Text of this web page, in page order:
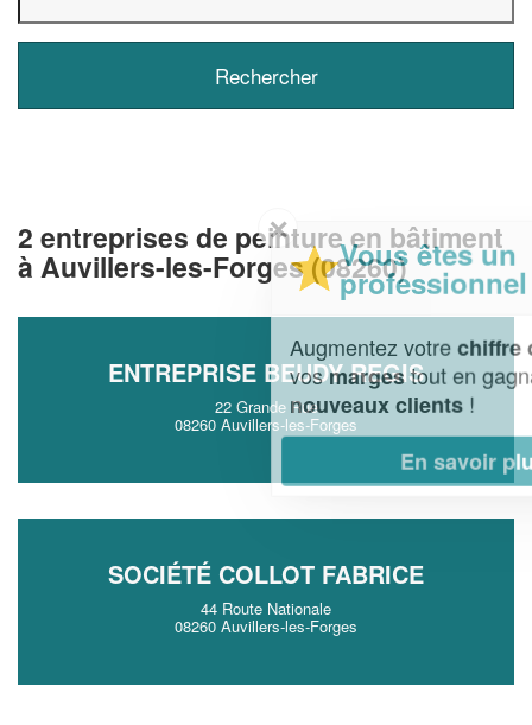
2 entreprises de peinture en bâtiment
à Auvillers-les-Forges (08260)
ENTREPRISE BEUDY REGIS
22 Grande Rue
08260 Auvillers-les-Forges
SOCIÉTÉ COLLOT FABRICE
44 Route Nationale
08260 Auvillers-les-Forges
✕
Vous êtes un
professionnel ?
Augmentez votrechiffre d'affaireset
vosmarges tout en gagnant de
nouveaux clients!
En savoir plus